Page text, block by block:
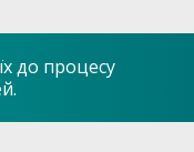
до процесу